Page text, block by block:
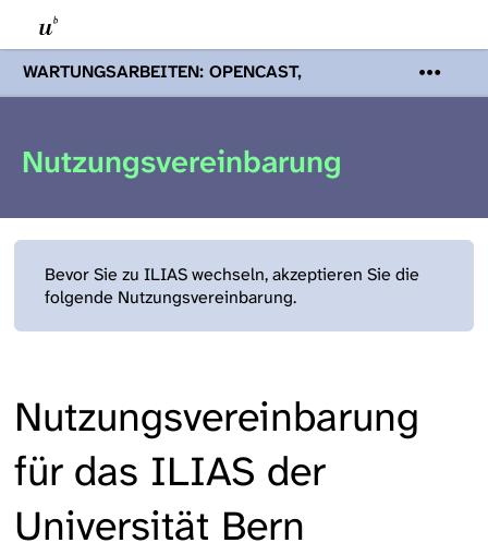
WARTUNGSARBEITEN: OPENCAST,
PODCASTS & TOBIRA
Mi 19. August
Servern werden Ihnen Podcasts,
Opencast-Videos und Tobira nicht zur
Nutzungsvereinbarung
Bevor Sie zu ILIAS wechseln, akzeptieren Sie die
folgende Nutzungsvereinbarung.
Nutzungsvereinbarung
für das ILIAS der
Universität Bern